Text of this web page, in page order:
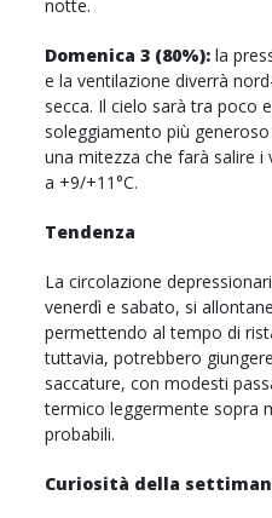
notte.
Domenica 3 (80%): la
e la ventilazione diverrà
secca. Il cielo sarà tra poco
soleggiamento più
una mitezza che farà salire
a +9/+11°C.
Tendenza
La circolazione
venerdì e sabato, si
permettendo al tempo di
tuttavia, potrebbero
saccature, con modesti
termico leggermente sopra
probabili.
Curiosità della